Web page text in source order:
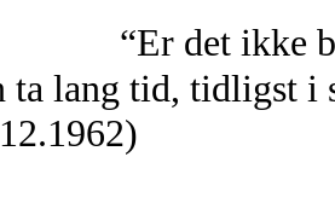
“Er det ikke
ta lang tid, tidligst i